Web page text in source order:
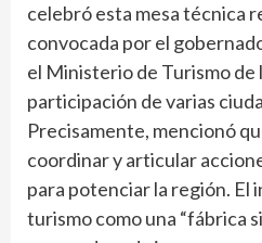
celebró esta mesa técnica
convocada por el
el Ministerio de Turismo de
participación de varias
Precisamente, mencionó
coordinar y articular
para potenciar la región. El
turismo como una “fábrica